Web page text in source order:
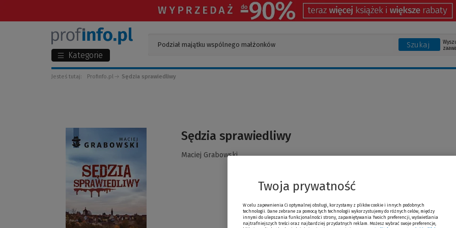
Kategorie
Szukaj
Jesteś tutaj: Profinfo.pl Sędzia sprawiedliwy
Sędzia sprawiedliwy
Maciej Grabowski
Twoja prywatność
W celu zapewnienia Ci optymalnej obsługi, korzystamy z plików cookie i innych podobnych
technologii. Dane zebrane za pomocą tych technologii wykorzystujemy do różnych celów, między
innymi do ulepszania funkcjonalności strony, zapamiętywania Twoich preferencji, wyświetlania
najtrafniejszych treści oraz najbardziej przydatnych reklam. Możesz wybrać swoje preferencje,